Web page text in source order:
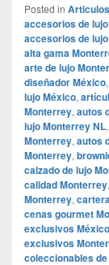
Posted in Articulos
accesorios de
accesorios de
alta gama
arte de lujo
diseñador México,
lujo México,
Monterrey, autos
lujo Monterrey NL,
Monterrey, autos
Monterrey,
calzado de lujo
calidad Monterrey,
Monterrey,
cenas gourmet
exclusivos México
exclusivos
coleccionables